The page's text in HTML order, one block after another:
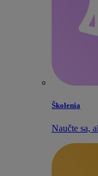
Školenia
Naučte sa,